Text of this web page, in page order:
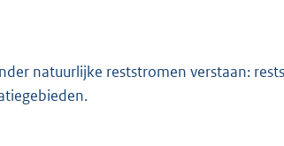
natuurlijke reststromen verstaan: